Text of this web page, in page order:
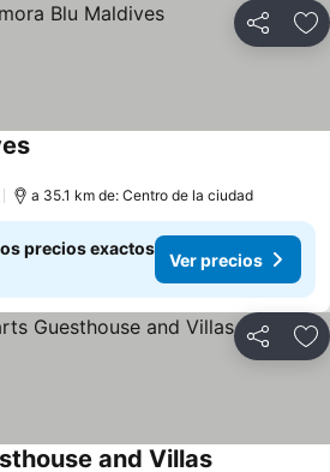
Compartir
Ver precios
a 35.1 km de: Centro de la ciudad
precios exactos
Ver precios
Compartir
and Villas